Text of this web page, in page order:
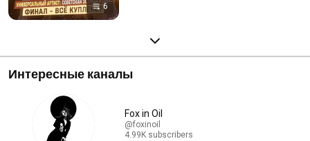
6
Интересные каналы
Fox in Oil
@foxinoil
4.99K subscribers